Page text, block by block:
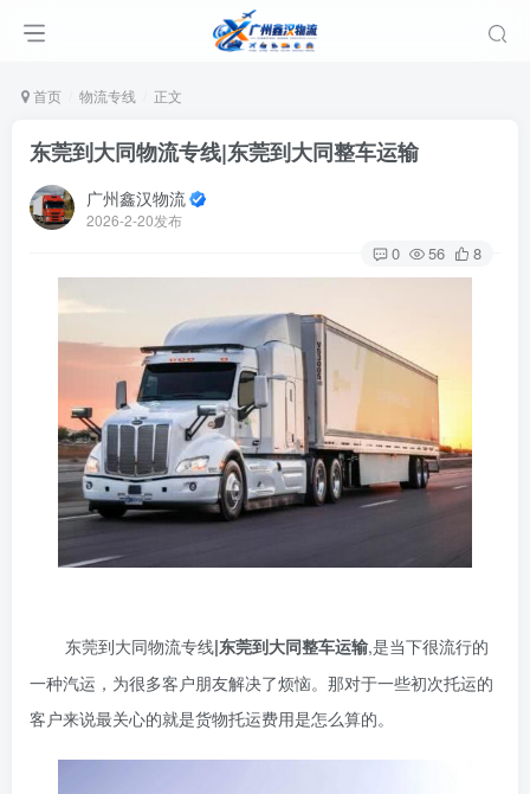
首页 物流专线 正文
东莞到大同物流专线|东莞到大同整车运输
广州鑫汉物流
2026-2-20发布
0 56 8
东莞到大同物流专线|东莞到大同整车运输,是当下很流行的
一种汽运，为很多客户朋友解决了烦恼。那对于一些初次托运的
客户来说最关心的就是货物托运费用是怎么算的。